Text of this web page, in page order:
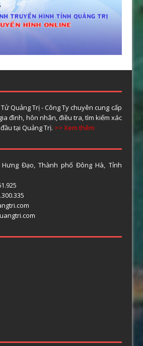
Quảng Trị - Công Ty chuyên cung cấp
đình, hôn nhân, điều tra, tìm kiếm xác
tại Quảng Trị. >> Xem thêm
Đạo, Thành phố Đông Hà, Tỉnh